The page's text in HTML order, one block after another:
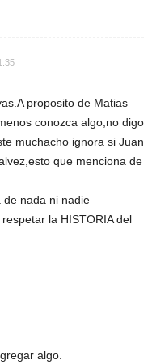
proposito de Matias
conozca algo,no digo
muchacho ignora si Juan
que menciona de
de nada ni nadie
la HISTORIA del
algo.